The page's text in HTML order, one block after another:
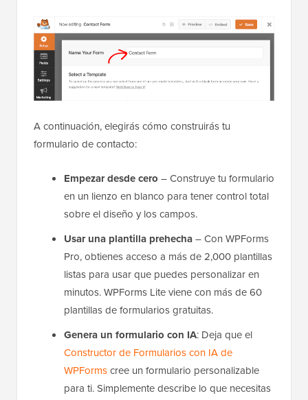
A continuación, elegirás cómo construirás tu
formulario de contacto:
Empezar desde cero – Construye tu formulario
en un lienzo en blanco para tener control total
sobre el diseño y los campos.
Usar una plantilla prehecha– Con WPForms
Pro, obtienes acceso a más de 2,000 plantillas
listas para usar que puedes personalizar en
minutos. WPForms Lite viene con más de 60
plantillas de formularios gratuitas.
Genera un formulario con IA: Deja que el
Constructor de Formularios con IA de
WPFormscree un formulario personalizable
para ti. Simplemente describe lo que necesitas